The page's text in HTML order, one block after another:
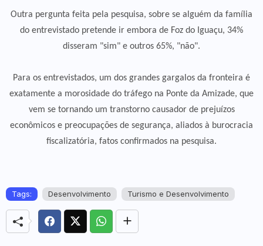
Outra pergunta feita pela pesquisa, sobre se alguém da família
do entrevistado pretende ir embora de Foz do Iguaçu, 34%
disseram "sim" e outros 65%, "não".
Para os entrevistados, um dos grandes gargalos da fronteira é
exatamente a morosidade do tráfego na Ponte da Amizade, que
vem se tornando um transtorno causador de prejuízos
econômicos e preocupações de segurança, aliados à burocracia
fiscalizatória, fatos confirmados na pesquisa.
Tags: Desenvolvimento Turismo e Desenvolvimento